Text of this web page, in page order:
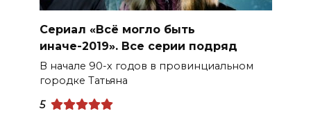
Сериал «Всё могло быть
иначе-2019». Все серии подряд
В начале 90-х годов в провинциальном
городке Татьяна
5